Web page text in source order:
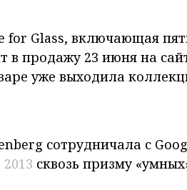
for Glass, включающая
в продажу 23 июня на
уже выходила
сотрудничала с
сквозь призму